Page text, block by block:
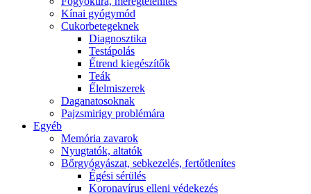
Kínai gyógymód
Cukorbetegeknek
Diagnosztika
Testápolás
É́trend kiegészítők
Teák
É́lelmiszerek
Daganatosoknak
Pajzsmirigy problémára
Egyéb
Memória zavarok
Nyugtatók, altatók
Bőrgyógyászat, sebkezelés, fertőtlenítes
É́gési sérülés
Koronavírus elleni védekezés